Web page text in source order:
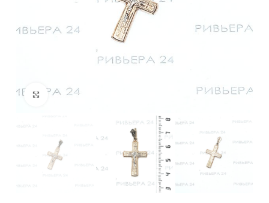
Нажмите, чтобы увеличить